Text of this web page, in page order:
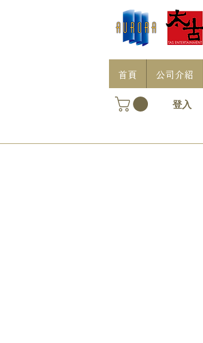
首頁 公司介紹
登入